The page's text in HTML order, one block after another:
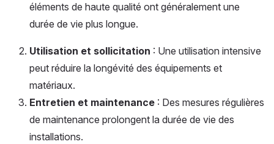
éléments de haute qualité ont généralement une
durée de vie plus longue.
Utilisation et sollicitation : Une utilisation intensive
peut réduire la longévité des équipements et
matériaux.
Entretien et maintenance : Des mesures régulières
de maintenance prolongent la durée de vie des
installations.